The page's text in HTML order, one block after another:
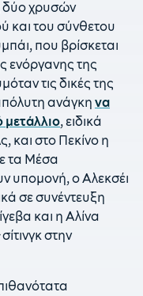
δύο χρυσών
και του σύνθετου
που βρίσκεται
ενόργανης της
τις δικές της
ανάγκη να
μετάλλιο, ειδικά
και στο Πεκίνο η
τα Μέσα
υπομονή, ο Αλεκσέι
σε συνέντευξη
και η Αλίνα
στην